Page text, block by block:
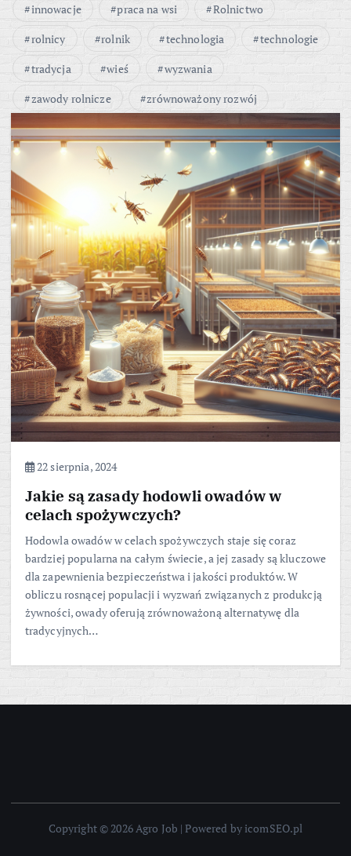
innowacje
praca na wsi
Rolnictwo
rolnicy
rolnik technologia
technologie
tradycja
wieś
wyzwania
zawody rolnicze
zrównoważony rozwój
22 sierpnia, 2024
Jakie są zasady hodowli owadów w
celach spożywczych?
Hodowla owadów w celach spożywczych staje się coraz
bardziej popularna na całym świecie, a jej zasady są kluczowe
dla zapewnienia bezpieczeństwa i jakości produktów. W
obliczu rosnącej populacji i wyzwań związanych z produkcją
żywności, owady oferują zrównoważoną alternatywę dla
tradycyjnych…
Copyright © 2026 Agro Job | Powered by icomSEO.pl